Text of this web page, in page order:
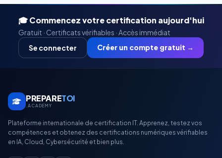
🎓 Commencez votre certification aujourd'hui
Gratuit · Certificats vérifiables · Accès immédiat
Se connecter
Créer un compte gratuit →
PREPARETOI
.ACADEMY
Plateforme internationale de certification IT. Apprenez, testez vos
compétences et obtenez des certifications numériques vérifiables
en IA, Cloud, Cybersécurité et bien plus.